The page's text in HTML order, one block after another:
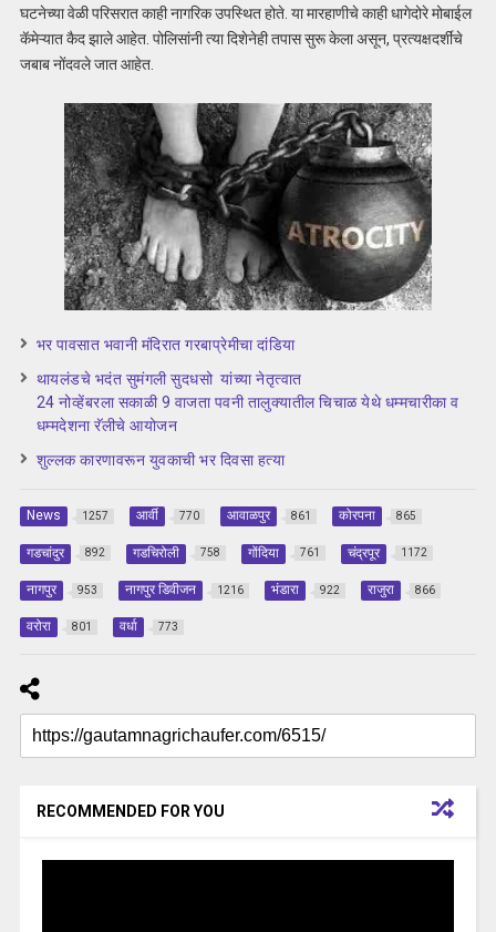
घटनेच्या वेळी परिसरात काही नागरिक उपस्थित होते. या मारहाणीचे काही धागेदोरे मोबाईल
कॅमेऱ्यात कैद झाले आहेत. पोलिसांनी त्या दिशेनेही तपास सुरू केला असून, प्रत्यक्षदर्शींचे
जबाब नोंदवले जात आहेत.
भर पावसात भवानी मंदिरात गरबाप्रेमीचा दांडिया
थायलंडचे भदंत सुमंगली सुदधसो यांच्या नेतृत्वात
24 नोव्हेंबरला सकाळी 9 वाजता पवनी तालुक्यातील चिचाळ येथे धम्मचारीका व
धम्मदेशना रॅलीचे आयोजन
शुल्लक कारणावरून युवकाची भर दिवसा हत्या
News 1257 आर्वी 770 आवाळपुर 861 कोरपना 865
गडचांदुर 892 गडचिरोली 758 गोंदिया 761 चंद्रपूर 1172
नागपुर 953 नागपुर डिवीजन 1216 भंडारा 922 राजुरा 866
वरोरा 801 वर्धा 773
RECOMMENDED FOR YOU